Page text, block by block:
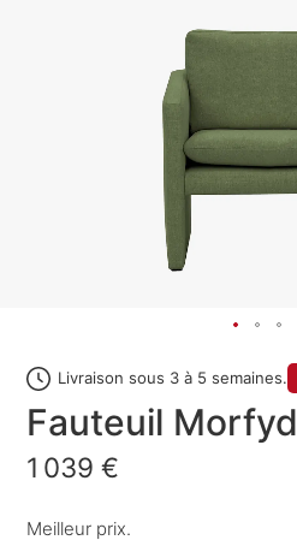
Livraison sous 3 à 5 semaines.
Fauteuil Morfyd
1 039 €
Meilleur prix.